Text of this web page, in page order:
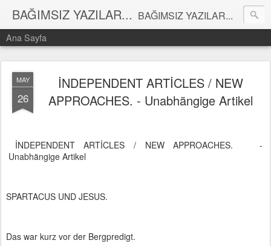
BAĞIMSIZ YAZILAR... BAĞIMSIZ YAZILAR...
Ana Sayfa
MAY
26
İNDEPENDENT ARTİCLES / NEW
APPROACHES. - Unabhängige Artikel
İNDEPENDENT ARTİCLES / NEW APPROACHES. -
Unabhängige Artikel
SPARTACUS UND JESUS.
Das war kurz vor der Bergpredigt.